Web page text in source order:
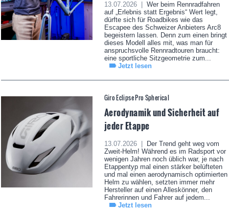
13.07.2026 |
Wer beim Rennradfahren
auf „Erlebnis statt Ergebnis“ Wert legt,
dürfte sich für Roadbikes wie das
Escapee des Schweizer Anbieters Arc8
begeistern lassen. Denn zum einen bringt
dieses Modell alles mit, was man für
anspruchsvolle Rennradtouren braucht:
eine sportliche Sitzgeometrie zum...
Jetzt lesen
Giro Eclipse Pro Spherical
Aerodynamik und Sicherheit auf
jeder Etappe
13.07.2026 |
Der Trend geht weg vom
Zweit-Helm! Während es im Radsport vor
wenigen Jahren noch üblich war, je nach
Etappentyp mal einen stärker belüfteten
und mal einen aerodynamisch optimierten
Helm zu wählen, setzten immer mehr
Hersteller auf einen Alleskönner, den
Fahrerinnen und Fahrer auf jedem...
Jetzt lesen